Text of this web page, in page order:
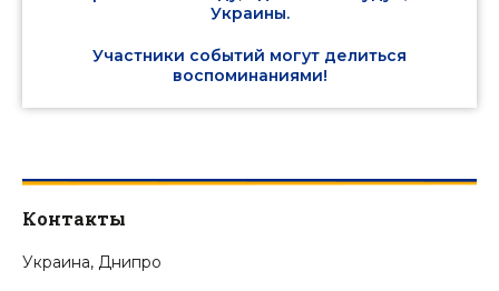
Украины.
Участники событий могут делиться
воспоминаниями!
Контакты
Украина, Днипро